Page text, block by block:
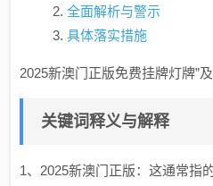
全面解析与警示
具体落实措施
2025新澳门正版免费挂牌灯牌”
关键词释义与解释
1、2025新澳门正版：这通常指